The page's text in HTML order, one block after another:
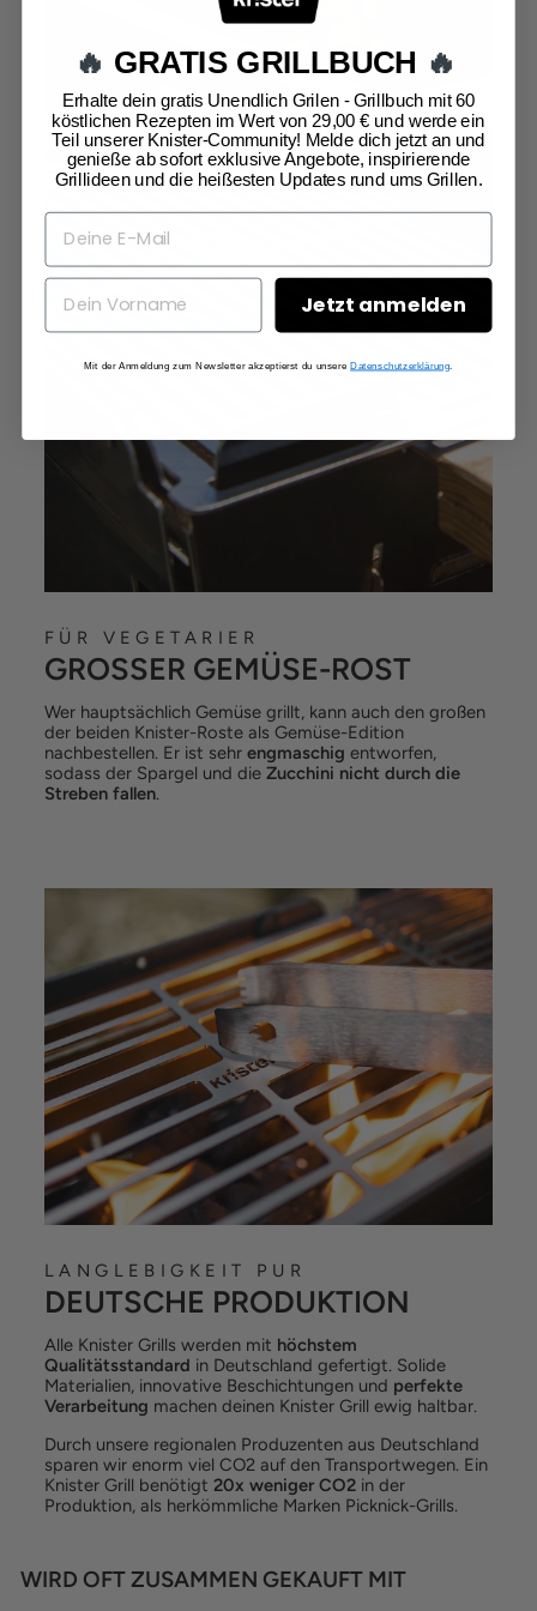
FÜR VEGETARIER
GROSSER GEMÜSE-ROST
Wer hauptsächlich Gemüse grillt, kann auch den großen
der beiden Knister-Roste als Gemüse-Edition
nachbestellen. Er ist sehr engmaschig entworfen,
sodass der Spargel und die Zucchini nicht durch die
Streben fallen.
LANGLEBIGKEIT PUR
DEUTSCHE PRODUKTION
Alle Knister Grills werden mit höchstem
Qualitätsstandard in Deutschland gefertigt. Solide
Materialien, innovative Beschichtungen und perfekte
Verarbeitung machen deinen Knister Grill ewig haltbar.
Durch unsere regionalen Produzenten aus Deutschland
sparen wir enorm viel CO2 auf den Transportwegen. Ein
Knister Grill benötigt 20x weniger CO2 in der
Produktion, als herkömmliche Marken Picknick-Grills.
WIRD OFT ZUSAMMEN GEKAUFT MIT
🔥 GRATIS GRILLBUCH 🔥
Erhalte dein gratis Unendlich Grilen - Grillbuch mit 60
köstlichen Rezepten im Wert von 29,00 € und werde ein
Teil unserer Knister-Community! Melde dich jetzt an und
genieße ab sofort exklusive Angebote, inspirierende
Grillideen und die heißesten Updates rund ums Grillen.
Jetzt anmelden
Mit der Anmeldung zum Newsletter akzeptierst du unsereDatenschutzerklärung